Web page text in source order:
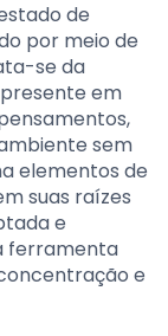
de
por meio de
se da
em
sem
elementos de
suas raízes
e
ferramenta
e